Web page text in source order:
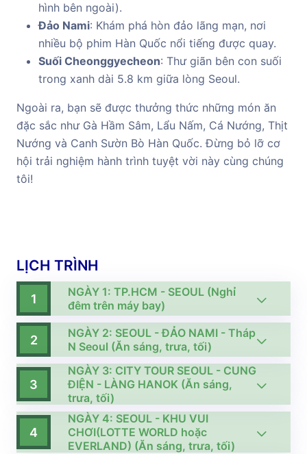
hình bên ngoài).
Đảo Nami: Khám phá hòn đảo lãng mạn, nơi
nhiều bộ phim Hàn Quốc nổi tiếng được quay.
Suối Cheonggyecheon: Thư giãn bên con suối
trong xanh dài 5.8 km giữa lòng Seoul.
Ngoài ra, bạn sẽ được thưởng thức những món ăn
đặc sắc như Gà Hầm Sâm, Lẩu Nấm, Cá Nướng, Thịt
Nướng và Canh Sườn Bò Hàn Quốc. Đừng bỏ lỡ cơ
hội trải nghiệm hành trình tuyệt vời này cùng chúng
tôi!
LỊCH TRÌNH
1
NGÀY 1: TP.HCM - SEOUL (Nghỉ
đêm trên máy bay)
2
NGÀY 2: SEOUL - ĐẢO NAMI - Tháp
N Seoul (Ăn sáng, trưa, tối)
3
NGÀY 3: CITY TOUR SEOUL - CUNG
ĐIỆN - LÀNG HANOK (Ăn sáng,
trưa, tối)
4
NGÀY 4: SEOUL - KHU VUI
CHƠI(LOTTE WORLD hoặc
EVERLAND) (Ăn sáng, trưa, tối)